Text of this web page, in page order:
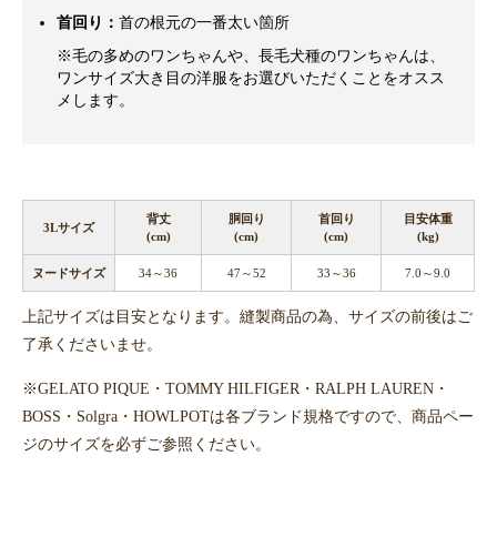
首回り： 首の根元の一番太い箇所
※毛の多めのワンちゃんや、長毛犬種のワンちゃんは、
ワンサイズ大き目の洋服をお選びいただくことをオスス
メします。
3Lサイズ
背丈
(cm)
胴回り
(cm)
首回り
(cm)
目安体重
(kg)
ヌードサイズ 34～36 47～52 33～36 7.0～9.0
上記サイズは目安となります。縫製商品の為、サイズの前後はご
了承くださいませ。
※GELATO PIQUE・TOMMY HILFIGER・RALPH LAUREN・
BOSS・Solgra・HOWLPOTは各ブランド規格ですので、商品ペー
ジのサイズを必ずご参照ください。